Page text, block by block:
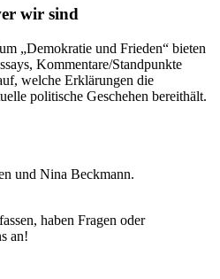
wir sind
„Demokratie und Frieden“ bieten
Kommentare/Standpunkte
welche Erklärungen die
politische Geschehen bereithält.
und Nina Beckmann.
haben Fragen oder
an!